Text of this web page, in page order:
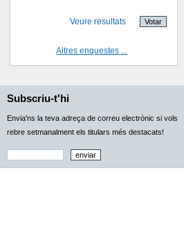
Veure resultats
Altres enquestes ...
Subscriu-t'hi
Envia'ns la teva adreça de correu electrònic si vols
rebre setmanalment els titulars més destacats!